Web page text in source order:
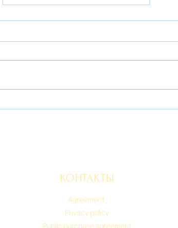
КОНТАКТЫ
Agreement
Privacy policy
Public purchase agreement